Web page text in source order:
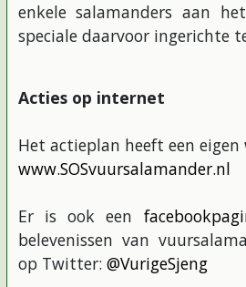
enkele salamanders aan
speciale daarvoor ingerichte
Acties op internet
Het actieplan heeft een eigen
www.SOSvuursalamander.nl
Er is ook een
belevenissen van
op Twitter: @VurigeSjeng